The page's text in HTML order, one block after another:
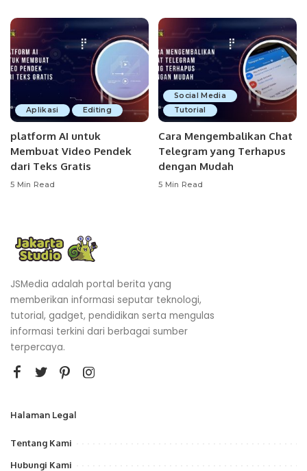
Aplikasi Editing
platform AI untuk
Membuat Video Pendek
dari Teks Gratis
5 Min Read
Social Media
Tutorial
Cara Mengembalikan Chat
Telegram yang Terhapus
dengan Mudah
5 Min Read
JSMedia adalah portal berita yang
memberikan informasi seputar teknologi,
tutorial, gadget, pendidikan serta mengulas
informasi terkini dari berbagai sumber
terpercaya.
Halaman Legal
Tentang Kami
Hubungi Kami